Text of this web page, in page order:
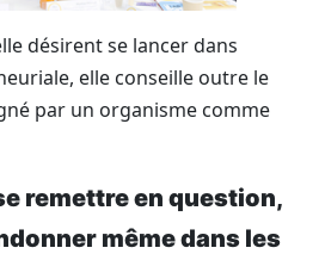
désirent se lancer dans
elle conseille outre le
par un organisme comme
remettre en question,
même dans les